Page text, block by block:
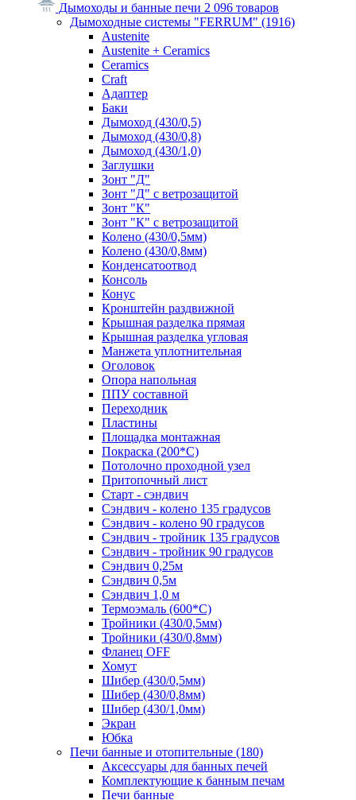
Дымоходы и банные печи 2 096 товаров
Дымоходные системы "FERRUM" (1916)
Austenite
Austenite + Ceramics
Ceramics
Craft
Адаптер
Баки
Дымоход (430/0,5)
Дымоход (430/0,8)
Дымоход (430/1,0)
Заглушки
Зонт "Д"
Зонт "Д" с ветрозащитой
Зонт "К"
Зонт "К" с ветрозащитой
Колено (430/0,5мм)
Колено (430/0,8мм)
Конденсатоотвод
Консоль
Конус
Кронштейн раздвижной
Крышная разделка прямая
Крышная разделка угловая
Манжета уплотнительная
Оголовок
Опора напольная
ППУ составной
Переходник
Пластины
Площадка монтажная
Покраска (200*С)
Потолочно проходной узел
Притопочный лист
Старт - сэндвич
Сэндвич - колено 135 градусов
Сэндвич - колено 90 градусов
Сэндвич - тройник 135 градусов
Сэндвич - тройник 90 градусов
Сэндвич 0,25м
Сэндвич 0,5м
Сэндвич 1,0 м
Термоэмаль (600*С)
Тройники (430/0,5мм)
Тройники (430/0,8мм)
Фланец OFF
Хомут
Шибер (430/0,5мм)
Шибер (430/0,8мм)
Шибер (430/1,0мм)
Экран
Юбка
Печи банные и отопительные (180)
Аксессуары для банных печей
Комплектующие к банным печам
Печи банные